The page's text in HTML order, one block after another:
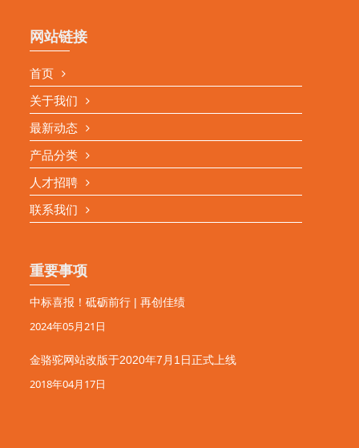
网站链接
首页
关于我们
最新动态
产品分类
人才招聘
联系我们
重要事项
中标喜报！砥砺前行 | 再创佳绩
2024年05月21日
金骆驼网站改版于2020年7月1日正式上线
2018年04月17日